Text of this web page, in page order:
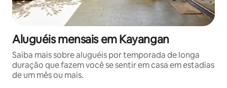
Aluguéis mensais em Kayangan
Saiba mais sobre aluguéis por temporada de longa
duração que fazem você se sentir em casa em estadias
de um mês ou mais.